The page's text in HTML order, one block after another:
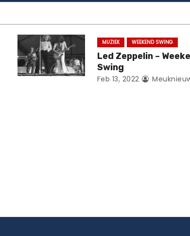
MUZIEK WEEKEND SWING
Led Zeppelin –
Swing
Feb 13, 2022